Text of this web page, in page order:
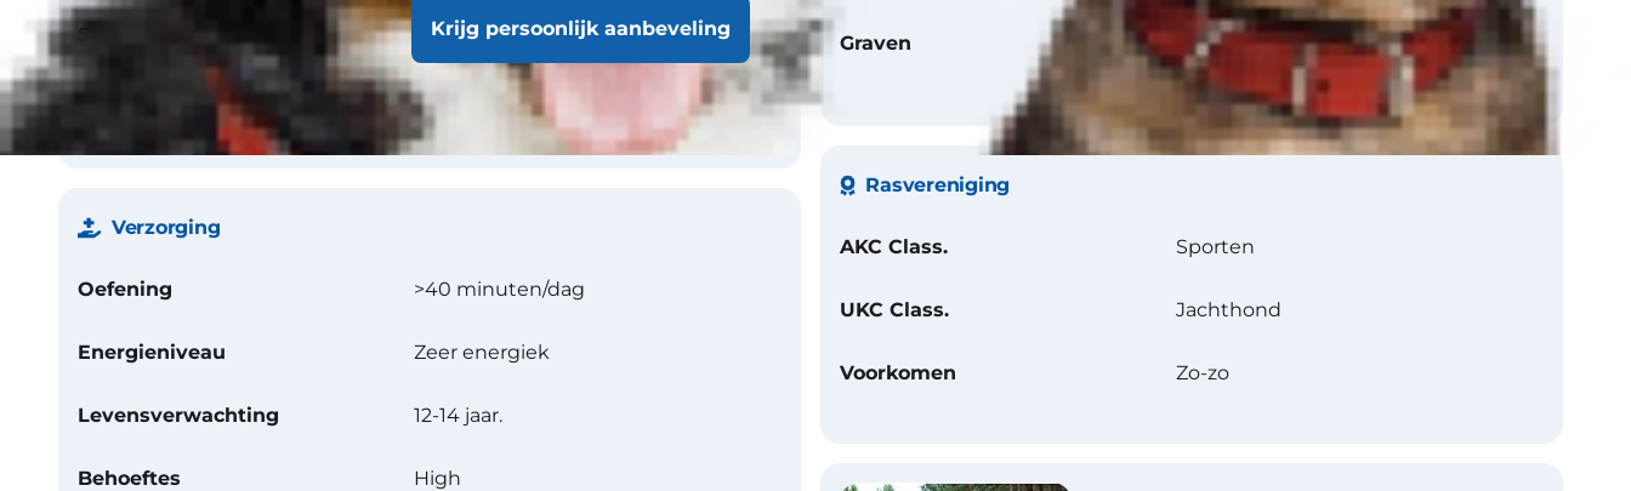
Krijg persoonlijk aanbeveling
Harde vacht, recht, plat
Kleur Lever en wit
Verzorging
Oefening >40 minuten/dag
Energieniveau Zeer energiek
Levensverwachting 12-14 jaar.
Behoeftes High
Graven
Rasvereniging
AKC Class. Sporten
UKC Class. Jachthond
Voorkomen Zo-zo